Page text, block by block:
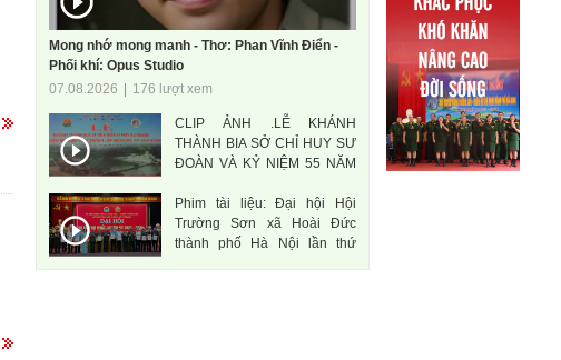
Mong nhớ mong manh - Thơ: Phan Vĩnh Điển -
Phối khí: Opus Studio
07.08.2026
176 lượt xem
CLIP ẢNH .LỄ KHÁNH
THÀNH BIA SỞ CHỈ HUY SƯ
ĐOÀN VÀ KỶ NIỆM 55 NĂM
ANH HÙNG
Phim tài liệu: Đại hội Hội
Trường Sơn xã Hoài Đức
thành phố Hà Nội lần thứ